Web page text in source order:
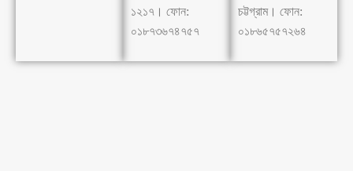
১২১৭। ফোন:
০১৮৭৩৬৭৪৭৫৭
চট্টগ্রাম। ফোন:
০১৮৬৫৭৫৭২৬৪